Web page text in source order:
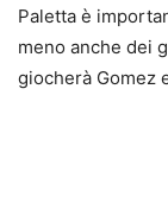
Paletta è
meno anche dei
giocherà Gomez